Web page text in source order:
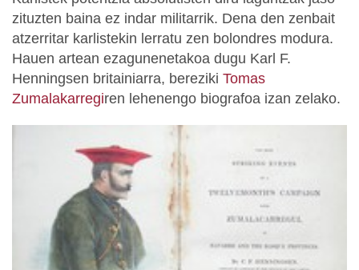
zituzten baina ez indar militarrik. Dena den zenbait
atzerritar karlistekin lerratu zen bolondres modura.
Hauen artean ezagunenetakoa dugu Karl F.
Henningsen britainiarra, bereziki Tomas
Zumalakarregiren lehenengo biografoa izan zelako.